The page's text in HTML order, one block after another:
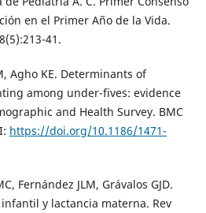
en el Primer Año de la Vida.
41.
Agho KE. Determinants of
among under-fives: evidence
and Health Survey. BMC
https://doi.org/10.1186/1471-
Fernández JLM, Grávalos GJD.
y lactancia materna. Rev